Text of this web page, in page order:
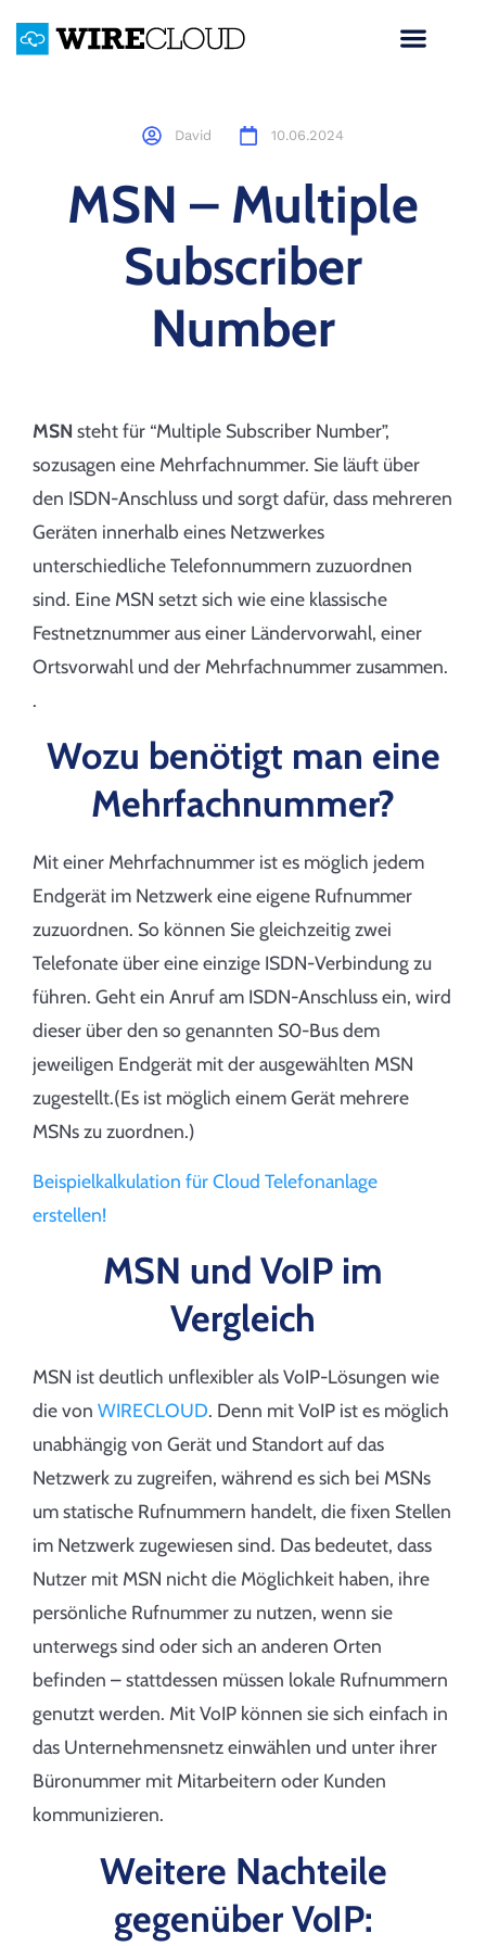
David 10.06.2024
MSN – Multiple
Subscriber
Number
MSN steht für “Multiple Subscriber Number”,
sozusagen eine Mehrfachnummer. Sie läuft über
den ISDN-Anschluss und sorgt dafür, dass mehreren
Geräten innerhalb eines Netzwerkes
unterschiedliche Telefonnummern zuzuordnen
sind. Eine MSN setzt sich wie eine klassische
Festnetznummer aus einer Ländervorwahl, einer
Ortsvorwahl und der Mehrfachnummer zusammen.
.
Wozu benötigt man eine
Mehrfachnummer?
Mit einer Mehrfachnummer ist es möglich jedem
Endgerät im Netzwerk eine eigene Rufnummer
zuzuordnen. So können Sie gleichzeitig zwei
Telefonate über eine einzige ISDN-Verbindung zu
führen. Geht ein Anruf am ISDN-Anschluss ein, wird
dieser über den so genannten S0-Bus dem
jeweiligen Endgerät mit der ausgewählten MSN
zugestellt.(Es ist möglich einem Gerät mehrere
MSNs zu zuordnen.)
Beispielkalkulation für Cloud Telefonanlage
erstellen!
MSN und VoIP im
Vergleich
MSN ist deutlich unflexibler als VoIP-Lösungen wie
die von WIRECLOUD. Denn mit VoIP ist es möglich
unabhängig von Gerät und Standort auf das
Netzwerk zu zugreifen, während es sich bei MSNs
um statische Rufnummern handelt, die fixen Stellen
im Netzwerk zugewiesen sind. Das bedeutet, dass
Nutzer mit MSN nicht die Möglichkeit haben, ihre
persönliche Rufnummer zu nutzen, wenn sie
unterwegs sind oder sich an anderen Orten
befinden – stattdessen müssen lokale Rufnummern
genutzt werden. Mit VoIP können sie sich einfach in
das Unternehmensnetz einwählen und unter ihrer
Büronummer mit Mitarbeitern oder Kunden
kommunizieren.
Weitere Nachteile
gegenüber VoIP: